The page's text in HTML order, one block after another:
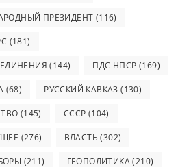
ПРЕЗИДЕНТ (116)
(181)
(144) ПДС НПСР (169)
(68) РУССКИЙ КАВКАЗ (130)
(145) СССР (104)
(276) ВЛАСТЬ (302)
(211) ГЕОПОЛИТИКА(210)